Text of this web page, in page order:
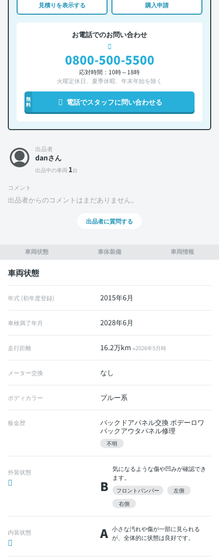
見積りを表示する 購入申請
お電話でのお問い合わせ
0800-500-5500
応対時間：10時～18時
火曜定休日、夏季休暇、年末年始を除く
無
料
電話でスタッフに問い合わせる
車両状態 車体装備 車両情報
車両状態
年式 (初年度登録) 2015年6月
車検満了年月 2028年6月
走行距離 16.2万km※2026年5月時
メーター交換 なし
ボディカラー ブルー系
板金歴
バックドアパネル交換 ボデーロワ
バックアウタパネル修理
不明
外装状態
B
気になるような傷や凹みが確認でき
ます。
フロントバンパー
左側
右側
内装状態 A 小さな汚れや傷が一部に見られる
が、全体的に状態は良好です。
出品者
danさん
出品中の車両 1台
コメント
出品者からのコメントはまだありません。
出品者に質問する